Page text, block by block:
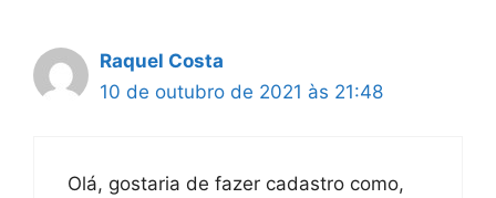
Raquel Costa
10 de outubro de 2021 às 21:48
Olá, gostaria de fazer cadastro como,